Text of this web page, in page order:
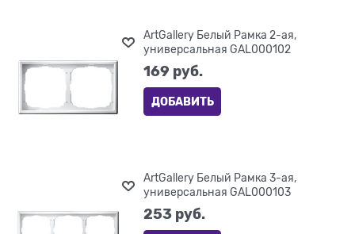
ArtGallery Белый Рамка 2-ая,
универсальная GAL000102
169 руб.
ДОБАВИТЬ
ArtGallery Белый Рамка 3-ая,
универсальная GAL000103
253 руб.